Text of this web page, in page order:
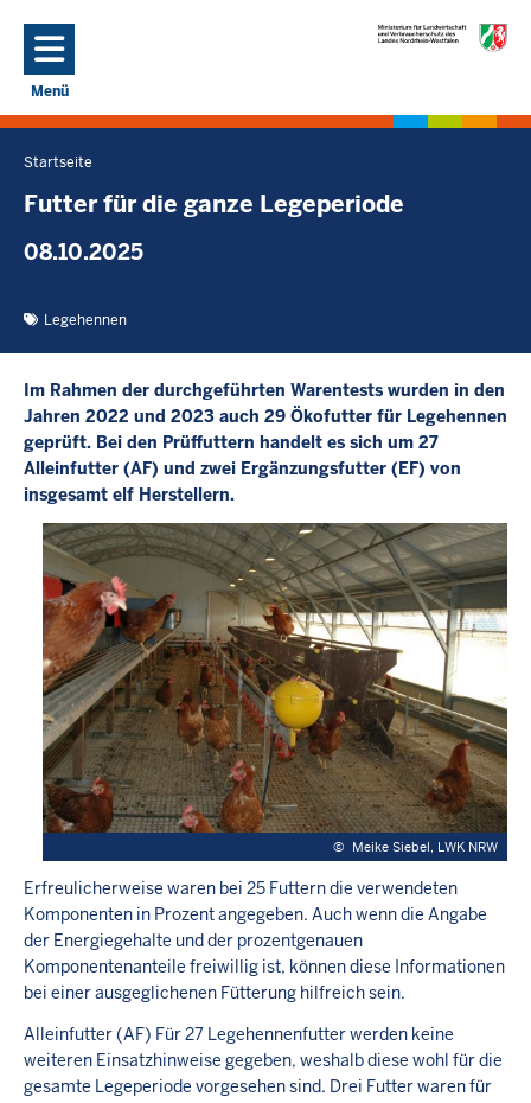
Menü
Navigation aktivieren/deaktivieren: Hauptmenü
Sie
befinden
hier
Startseite
Futter für die ganze Legeperiode
08.10.2025
Legehennen
Im Rahmen der durchgeführten Warentests wurden in den
Jahren 2022 und 2023 auch 29 Ökofutter für Legehennen
geprüft. Bei den Prüffuttern handelt es sich um 27
Alleinfutter (AF) und zwei Ergänzungsfutter (EF) von
insgesamt elf Herstellern.
© Meike Siebel, LWK NRW
Erfreulicherweise waren bei 25 Futtern die verwendeten
Komponenten in Prozent angegeben. Auch wenn die Angabe
der Energiegehalte und der prozentgenauen
Komponentenanteile freiwillig ist, können diese Informationen
bei einer ausgeglichenen Fütterung hilfreich sein.
Alleinfutter (AF) Für 27 Legehennenfutter werden keine
weiteren Einsatzhinweise gegeben, weshalb diese wohl für die
gesamte Legeperiode vorgesehen sind. Drei Futter waren für